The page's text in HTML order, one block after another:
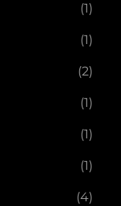
(1)
(1)
(2)
(1)
(1)
(1)
(4)